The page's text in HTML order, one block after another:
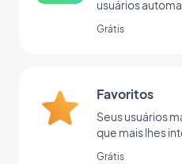
usuários
Grátis
Favoritos
Seus usuários
que mais lhes
Grátis